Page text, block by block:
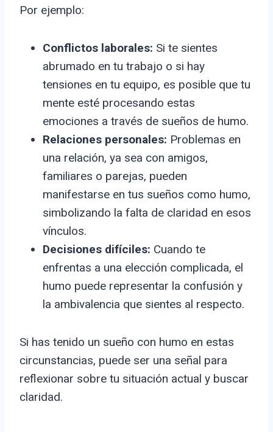
Por ejemplo:
Conflictos laborales: Si te sientes
abrumado en tu trabajo o si hay
tensiones en tu equipo, es posible que tu
mente esté procesando estas
emociones a través de sueños de humo.
Relaciones personales: Problemas en
una relación, ya sea con amigos,
familiares o parejas, pueden
manifestarse en tus sueños como humo,
simbolizando la falta de claridad en esos
vínculos.
Decisiones difíciles: Cuando te
enfrentas a una elección complicada, el
humo puede representar la confusión y
la ambivalencia que sientes al respecto.
Si has tenido un sueño con humo en estas
circunstancias, puede ser una señal para
reflexionar sobre tu situación actual y buscar
claridad.